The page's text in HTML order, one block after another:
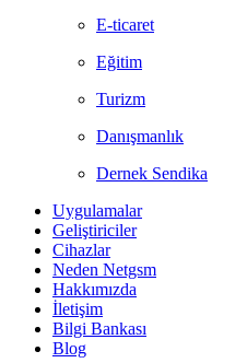
E-ticaret
Eğitim
Turizm
Danışmanlık
Dernek Sendika
Uygulamalar
Geliştiriciler
Cihazlar
Neden Netgsm
Hakkımızda
İletişim
Bilgi Bankası
Blog